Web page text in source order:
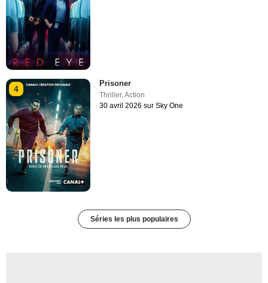
4
Prisoner
Thriller,Action
30 avril 2026 sur Sky One
Séries les plus populaires